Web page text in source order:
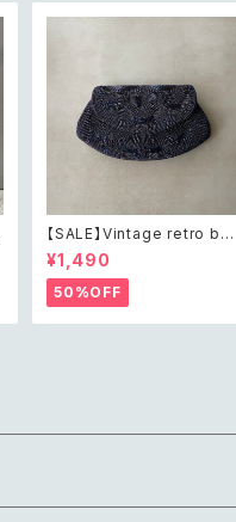
【SALE】Vintage retro bea
ds embroidery navy blue
pouch レトロ ヴィンテージ
ホワイト ビーズ刺繍 ネイビー
紺色 ポーチ
¥1,490
50%OFF